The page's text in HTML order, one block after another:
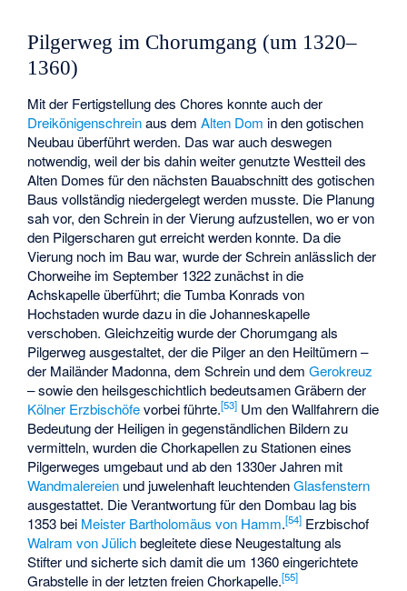
Pilgerweg im Chorumgang (um 1320–
1360)
Mit der Fertigstellung des Chores konnte auch der
Dreikönigenschreinaus demAlten Dom in den gotischen
Neubau überführt werden. Das war auch deswegen
notwendig, weil der bis dahin weiter genutzte Westteil des
Alten Domes für den nächsten Bauabschnitt des gotischen
Baus vollständig niedergelegt werden musste. Die Planung
sah vor, den Schrein in der Vierung aufzustellen, wo er von
den Pilgerscharen gut erreicht werden konnte. Da die
Vierung noch im Bau war, wurde der Schrein anlässlich der
Chorweihe im September 1322 zunächst in die
Achskapelle überführt; dieTumba Konrads von
Hochstadenwurde dazu in die Johanneskapelle
verschoben. Gleichzeitig wurde der Chorumgang als
Pilgerweg ausgestaltet, der die Pilger an den Heiltümern –
der Mailänder Madonna, dem Schrein und demGerokreuz
– sowie den heilsgeschichtlich bedeutsamen Gräbern der
Kölner Erzbischöfevorbei führte.[53] Um den Wallfahrern die
Bedeutung der Heiligen in gegenständlichen Bildern zu
vermitteln, wurden die Chorkapellen zu Stationen eines
Pilgerweges umgebaut und ab den 1330er Jahren mit
Wandmalereien und juwelenhaft leuchtendenGlasfenstern
ausgestattet. Die Verantwortung für den Dombau lag bis
1353 bei Meister Bartholomäus von Hamm.[54] Erzbischof
Walram von Jülichbegleitete diese Neugestaltung als
Stifter und sicherte sich damit die um 1360 eingerichtete
Grabstelle in der letzten freien Chorkapelle.[55]